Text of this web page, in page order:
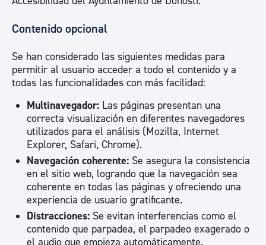
Contenido opcional
Se han considerado las siguientes medidas para
permitir al usuario acceder a todo el contenido y a
todas las funcionalidades con más facilidad:
Multinavegador: Las páginas presentan una
correcta visualización en diferentes navegadores
utilizados para el análisis (Mozilla, Internet
Explorer, Safari, Chrome).
Navegación coherente: Se asegura la consistencia
en el sitio web, logrando que la navegación sea
coherente en todas las páginas y ofreciendo una
experiencia de usuario gratificante.
Distracciones: Se evitan interferencias como el
contenido que parpadea, el parpadeo exagerado o